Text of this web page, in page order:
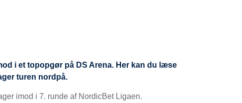
i et topopgør på DS Arena. Her kan du læse
turen nordpå.
imod i 7. runde af NordicBet Ligaen.